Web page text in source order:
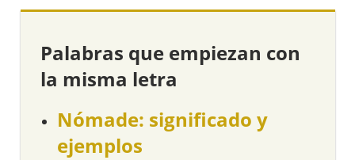
Palabras que empiezan con
la misma letra
Nómade: significado y
ejemplos